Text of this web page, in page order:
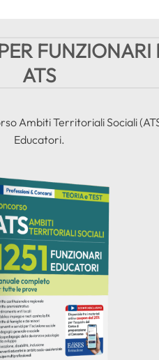
FUNZIONARI
ATS
Ambiti Territoriali Sociali
Educatori.